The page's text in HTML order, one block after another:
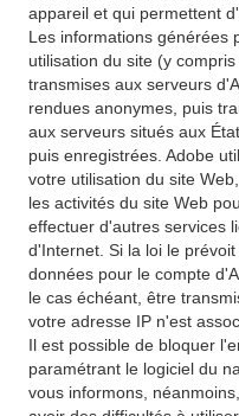
appareil et qui permettent
Les informations générées
utilisation du site (y
transmises aux serveurs
rendues anonymes, puis
aux serveurs situés aux
puis enregistrées. Adobe
votre utilisation du site
les activités du site Web
effectuer d'autres services
d'Internet. Si la loi le
données pour le compte
le cas échéant, être
votre adresse IP n'est
Il est possible de bloquer
paramétrant le logiciel du
vous informons,